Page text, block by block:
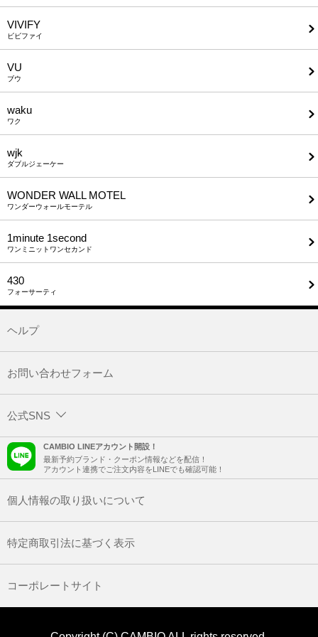
VIVIFY
ビビファイ
VU
ブウ
waku
ワク
wjk
ダブルジェーケー
WONDER WALL MOTEL
ワンダーウォールモーテル
1minute​ 1second
ワンミニットワンセカンド
430
フォーサーティ
ヘルプ
お問い合わせフォーム
公式SNS
CAMBIO LINEアカウント開設！
最新予約ブランド・クーポン情報などを配信！
アカウント連携でご注文内容をLINEでも確認可能！
個人情報の取り扱いについて
特定商取引法に基づく表示
コーポレートサイト